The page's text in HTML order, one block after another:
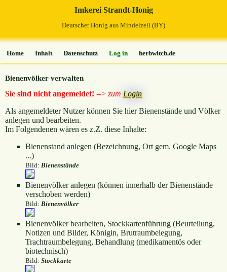
Imkerei Strandt-Honig
Deutscher Honig aus Mindelzell (BY)
Home Inhalt Datenschutz Log in herbwitch.de
Bienenvölker verwalten
Sie sind nicht angemeldet! --> zumLogin
Als angemeldeter Nutzer können Sie hier Bienenstände und Völker
anlegen und bearbeiten.
Im Folgendenen wären es z.Z. diese Inhalte:
Bienenstand anlegen (Bezeichnung, Ort gem. Google Maps
...)
Bild: Bienenstände
Bienenvölker anlegen (können innerhalb der Bienenstände
verschoben werden)
Bild: Bienenvölker
Bienenvölker bearbeiten, Stockkartenführung (Beurteilung,
Notizen und Bilder, Königin, Brutraumbelegung,
Trachtraumbelegung, Behandlung (medikamentös oder
biotechnisch)
Bild: Stockkarte